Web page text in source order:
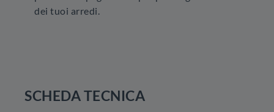
dei tuoi arredi.
SCHEDA TECNICA